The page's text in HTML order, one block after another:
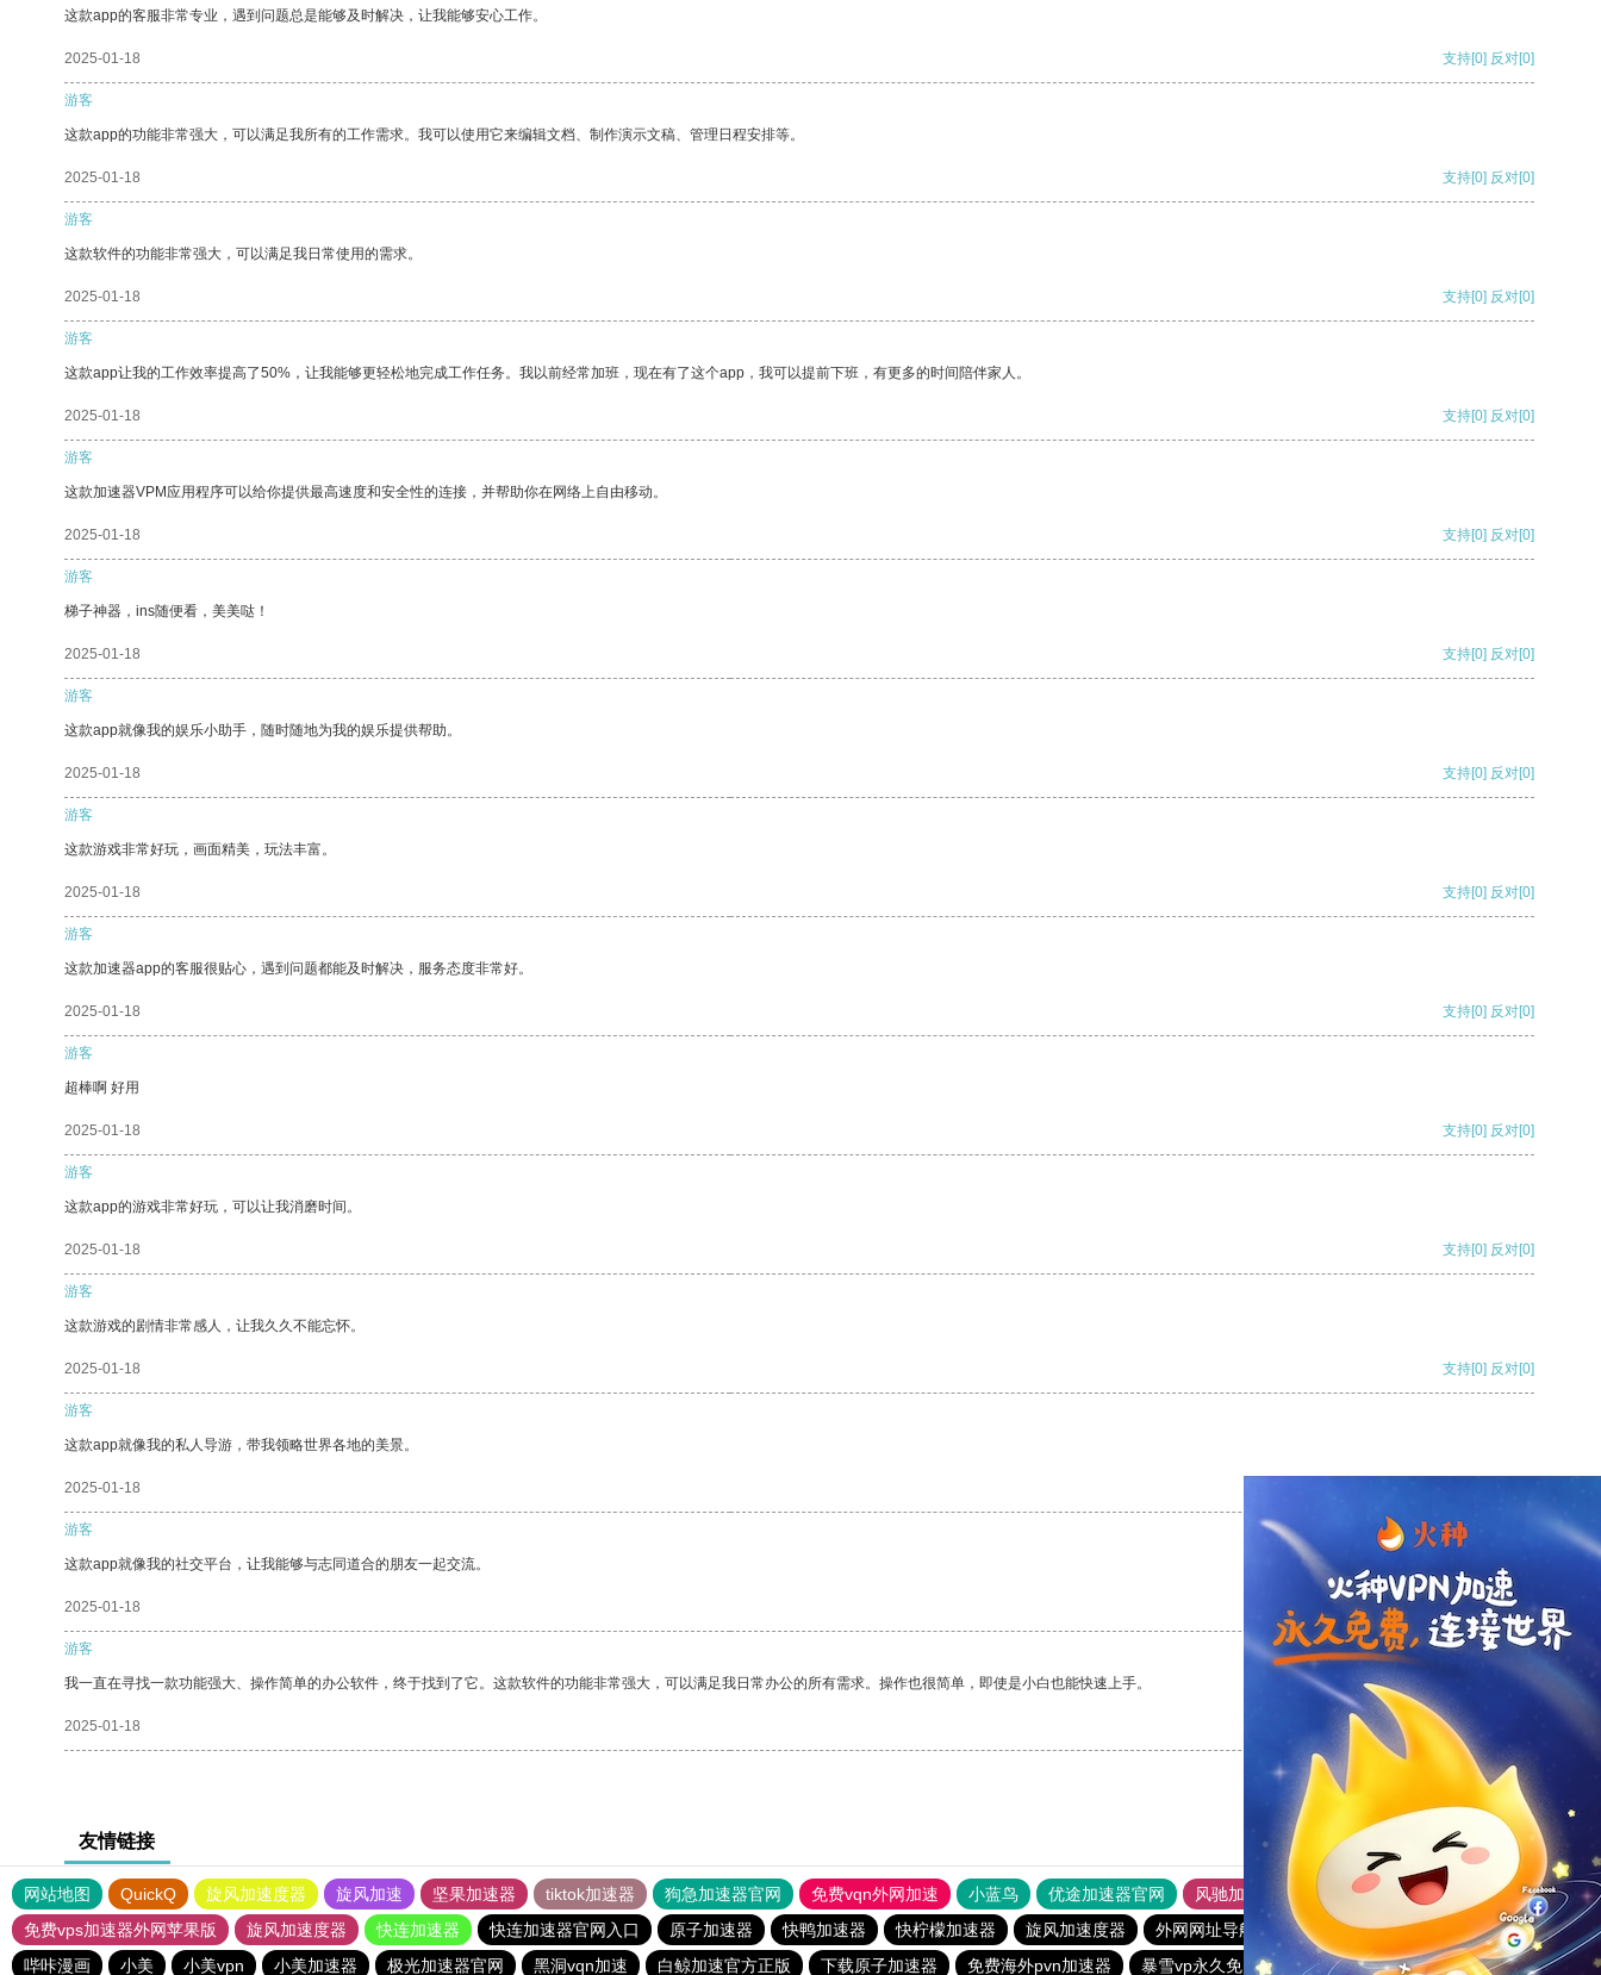
这款app的客服非常专业，遇到问题总是能够及时解决，让我能够安心工作。
2025-01-18 支持[0] 反对[0]
游客
这款app的功能非常强大，可以满足我所有的工作需求。我可以使用它来编辑文档、制作演示文稿、管理日程安排等。
2025-01-18 支持[0] 反对[0]
游客
这款软件的功能非常强大，可以满足我日常使用的需求。
2025-01-18 支持[0] 反对[0]
游客
这款app让我的工作效率提高了50%，让我能够更轻松地完成工作任务。我以前经常加班，现在有了这个app，我可以提前下班，有更多的时间陪伴家人。
2025-01-18 支持[0] 反对[0]
游客
这款加速器VPM应用程序可以给你提供最高速度和安全性的连接，并帮助你在网络上自由移动。
2025-01-18 支持[0] 反对[0]
游客
梯子神器，ins随便看，美美哒！
2025-01-18 支持[0] 反对[0]
游客
这款app就像我的娱乐小助手，随时随地为我的娱乐提供帮助。
2025-01-18 支持[0] 反对[0]
游客
这款游戏非常好玩，画面精美，玩法丰富。
2025-01-18 支持[0] 反对[0]
游客
这款加速器app的客服很贴心，遇到问题都能及时解决，服务态度非常好。
2025-01-18 支持[0] 反对[0]
游客
超棒啊 好用
2025-01-18 支持[0] 反对[0]
游客
这款app的游戏非常好玩，可以让我消磨时间。
2025-01-18 支持[0] 反对[0]
游客
这款游戏的剧情非常感人，让我久久不能忘怀。
2025-01-18 支持[0] 反对[0]
游客
这款app就像我的私人导游，带我领略世界各地的美景。
2025-01-18
游客
这款app就像我的社交平台，让我能够与志同道合的朋友一起交流。
2025-01-18 支持 [0] 反对 [0]
游客
我一直在寻找一款功能强大、操作简单的办公软件，终于找到了它。这款软件的功能非常强大，可以满足我日常办公的所有需求。操作也很简单，即使是小白也能快速上手。
2025-01-18 支持
友情链接
网站地图 QuickQ 旋风加速度器 旋风加速 坚果加速器 tiktok加速器 狗急加速器官网 免费vqn外网加速 小蓝鸟 优途加速器官网 风驰加速器
旋风加速器
免费vps加速器外网苹果版
旋风加速度器 快连加速器 快连加速器官网入口 原子加速器 快鸭加速器 快柠檬加速器 旋风加速度器 外网网址导航 软件中心 雷霆加速
狂飙加速器
哔咔漫画
小美 小美vpn 小美加速器 极光加速器官网 黑洞vqn加速 白鲸加速官方正版 下载原子加速器 免费海外pvn加速器 暴雪vp永久免费加速器下载官网 ios加速器